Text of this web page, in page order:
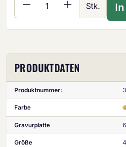
Stk.
PRODUKTDATEN
Produktnummer:
Farbe
Gravurplatte
Größe